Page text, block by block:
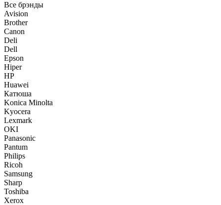
Все брэнды
Avision
Brother
Canon
Deli
Dell
Epson
Hiper
HP
Huawei
Катюша
Konica Minolta
Kyocera
Lexmark
OKI
Panasonic
Pantum
Philips
Ricoh
Samsung
Sharp
Toshiba
Xerox